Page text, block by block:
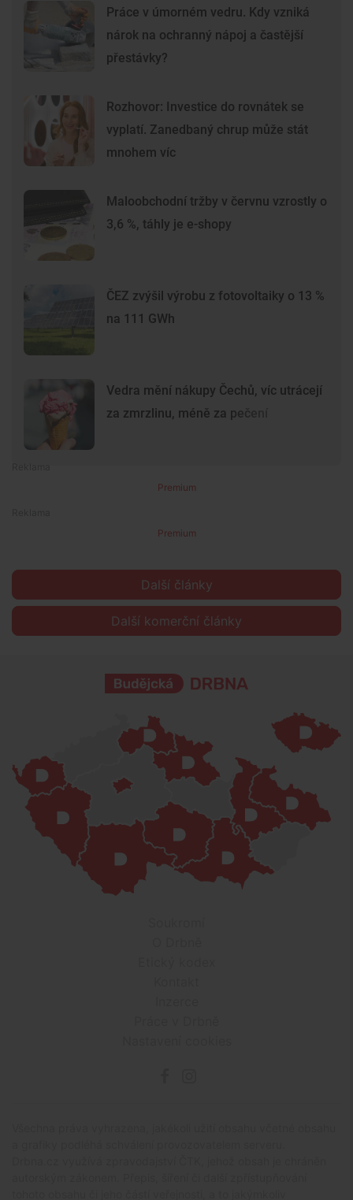
Práce v úmorném vedru. Kdy vzniká
nárok na ochranný nápoj a častější
přestávky?
Rozhovor: Investice do rovnátek se
vyplatí. Zanedbaný chrup může stát
mnohem víc
Maloobchodní tržby v červnu vzrostly o
3,6 %, táhly je e-shopy
ČEZ zvýšil výrobu z fotovoltaiky o 13 %
na 111 GWh
Vedra mění nákupy Čechů, víc utrácejí
za zmrzlinu, méně za pečení
Premium
Premium
Další články
Další komerční články